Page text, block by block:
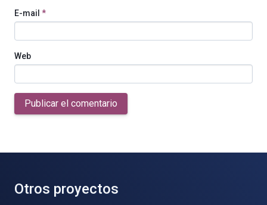
E-mail *
Web
Publicar el comentario
Otros proyectos